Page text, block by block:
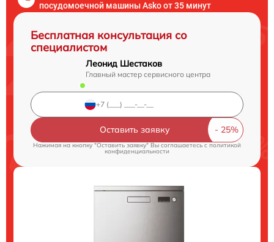
посудомоечной машины Asko от 35 минут
Бесплатная консультация со
специалистом
Леонид Шестаков
Главный мастер сервисного центра
Оставить заявку
Нажимая на кнопку "Оставить заявку" Вы соглашаетесь cполитикой
конфиденциальности